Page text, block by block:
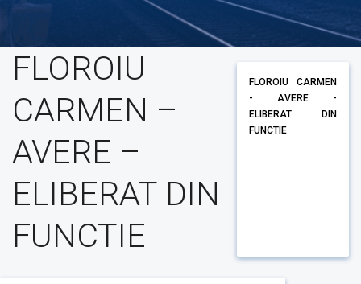
FLOROIU
CARMEN –
AVERE –
ELIBERAT DIN
FUNCTIE
FLOROIU CARMEN
- AVERE -
ELIBERAT DIN
FUNCTIE